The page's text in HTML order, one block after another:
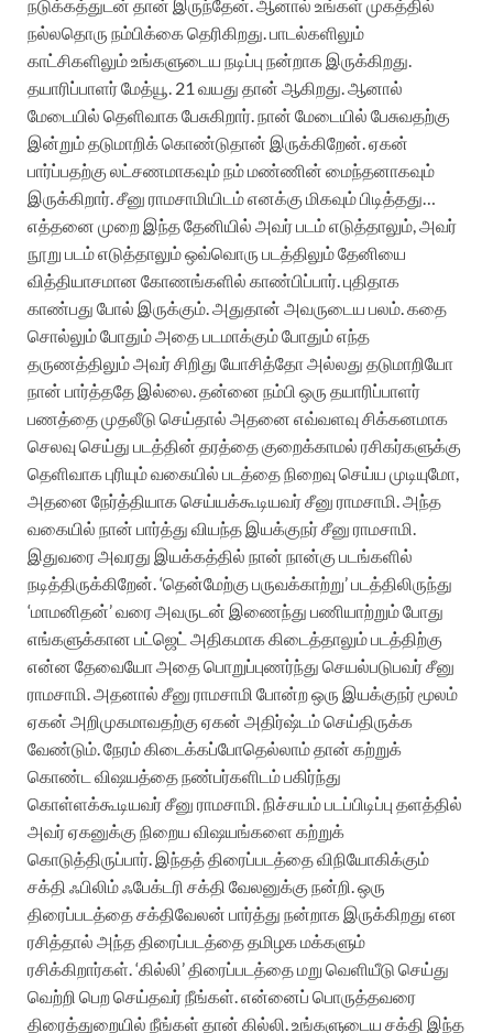
நடுக்கத்துடன் தான் இருந்தேன். ஆனால் உங்கள் முகத்தில்
நல்லதொரு நம்பிக்கை தெரிகிறது. பாடல்களிலும்
காட்சிகளிலும் உங்களுடைய நடிப்பு நன்றாக இருக்கிறது.
தயாரிப்பாளர் மேத்யூ. 21 வயது தான் ஆகிறது. ஆனால்
மேடையில் தெளிவாக பேசுகிறார். நான் மேடையில் பேசுவதற்கு
இன்றும் தடுமாறிக் கொண்டுதான் இருக்கிறேன். ஏகன்
பார்ப்பதற்கு லட்சணமாகவும் நம் மண்ணின் மைந்தனாகவும்
இருக்கிறார். சீனு ராமசாமியிடம் எனக்கு மிகவும் பிடித்தது…
எத்தனை முறை இந்த தேனியில் அவர் படம் எடுத்தாலும், அவர்
நூறு படம் எடுத்தாலும் ஒவ்வொரு படத்திலும் தேனியை
வித்தியாசமான கோணங்களில் காண்பிப்பார். புதிதாக
காண்பது போல் இருக்கும். அதுதான் அவருடைய பலம். கதை
சொல்லும் போதும் அதை படமாக்கும் போதும் எந்த
தருணத்திலும் அவர் சிறிது யோசித்தோ அல்லது தடுமாறியோ
நான் பார்த்ததே இல்லை. தன்னை நம்பி ஒரு தயாரிப்பாளர்
பணத்தை முதலீடு செய்தால் அதனை எவ்வளவு சிக்கனமாக
செலவு செய்து படத்தின் தரத்தை குறைக்காமல் ரசிகர்களுக்கு
தெளிவாக புரியும் வகையில் படத்தை நிறைவு செய்ய முடியுமோ,
அதனை நேர்த்தியாக செய்யக்கூடியவர் சீனு ராமசாமி. அந்த
வகையில் நான் பார்த்து வியந்த இயக்குநர் சீனு ராமசாமி.
இதுவரை அவரது இயக்கத்தில் நான் நான்கு படங்களில்
நடித்திருக்கிறேன். ‘தென்மேற்கு பருவக்காற்று’ படத்திலிருந்து
‘மாமனிதன்’ வரை அவருடன் இணைந்து பணியாற்றும் போது
எங்களுக்கான பட்ஜெட் அதிகமாக கிடைத்தாலும் படத்திற்கு
என்ன தேவையோ அதை பொறுப்புணர்ந்து செயல்படுபவர் சீனு
ராமசாமி. அதனால் சீனு ராமசாமி போன்ற ஒரு இயக்குநர் மூலம்
ஏகன் அறிமுகமாவதற்கு ஏகன் அதிர்ஷ்டம் செய்திருக்க
வேண்டும். நேரம் கிடைக்கப்போதெல்லாம் தான் கற்றுக்
கொண்ட விஷயத்தை நண்பர்களிடம் பகிர்ந்து
கொள்ளக்கூடியவர் சீனு ராமசாமி. நிச்சயம் படப்பிடிப்பு தளத்தில்
அவர் ஏகனுக்கு நிறைய விஷயங்களை கற்றுக்
கொடுத்திருப்பார். இந்தத் திரைப்படத்தை விநியோகிக்கும்
சக்தி ஃபிலிம் ஃபேக்டரி சக்தி வேலனுக்கு நன்றி. ஒரு
திரைப்படத்தை சக்திவேலன் பார்த்து நன்றாக இருக்கிறது என
ரசித்தால் அந்த திரைப்படத்தை தமிழக மக்களும்
ரசிக்கிறார்கள். ‘கில்லி’ திரைப்படத்தை மறு வெளியீடு செய்து
வெற்றி பெற செய்தவர் நீங்கள். என்னைப் பொருத்தவரை
திரைத்துறையில் நீங்கள் தான் கில்லி. உங்களுடைய சக்தி இந்த